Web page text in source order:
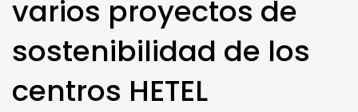
varios proyectos de
sostenibilidad de los
centros HETEL